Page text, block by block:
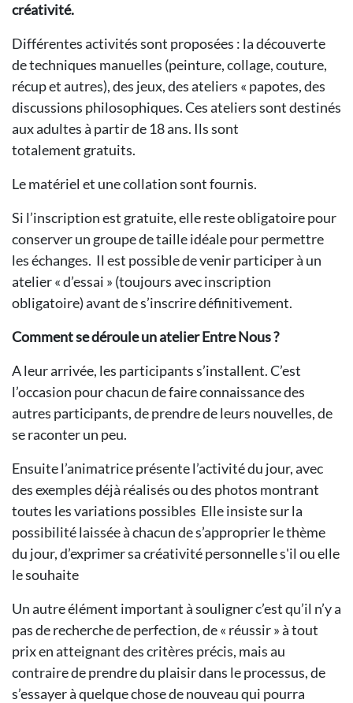
créativité.
Différentes activités sont proposées : la découverte
de techniques manuelles (peinture, collage, couture,
récup et autres), des jeux, des ateliers « papotes, des
discussions philosophiques. Ces ateliers sont destinés
aux adultes à partir de 18 ans. Ils sont
totalement gratuits.
Le matériel et une collation sont fournis.
Si l’inscription est gratuite, elle reste obligatoire pour
conserver un groupe de taille idéale pour permettre
les échanges. Il est possible de venir participer à un
atelier « d’essai » (toujours avec inscription
obligatoire) avant de s’inscrire définitivement.
Comment se déroule un atelier Entre Nous ?
A leur arrivée, les participants s’installent. C’est
l’occasion pour chacun de faire connaissance des
autres participants, de prendre de leurs nouvelles, de
se raconter un peu.
Ensuite l’animatrice présente l’activité du jour, avec
des exemples déjà réalisés ou des photos montrant
toutes les variations possibles Elle insiste sur la
possibilité laissée à chacun de s’approprier le thème
du jour, d’exprimer sa créativité personnelle s'il ou elle
le souhaite
Un autre élément important à souligner c’est qu’il n’y a
pas de recherche de perfection, de « réussir » à tout
prix en atteignant des critères précis, mais au
contraire de prendre du plaisir dans le processus, de
s’essayer à quelque chose de nouveau qui pourra